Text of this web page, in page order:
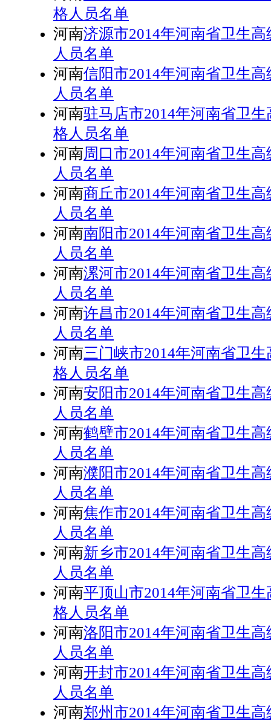
格人员名单
河南济源市2014年河南省卫生
人员名单
河南信阳市2014年河南省卫生
人员名单
河南驻马店市2014年河南省卫
格人员名单
河南周口市2014年河南省卫生
人员名单
河南商丘市2014年河南省卫生
人员名单
河南南阳市2014年河南省卫生
人员名单
河南漯河市2014年河南省卫生
人员名单
河南许昌市2014年河南省卫生
人员名单
河南三门峡市2014年河南省卫
格人员名单
河南安阳市2014年河南省卫生
人员名单
河南鹤壁市2014年河南省卫生
人员名单
河南濮阳市2014年河南省卫生
人员名单
河南焦作市2014年河南省卫生
人员名单
河南新乡市2014年河南省卫生
人员名单
河南平顶山市2014年河南省卫
格人员名单
河南洛阳市2014年河南省卫生
人员名单
河南开封市2014年河南省卫生
人员名单
河南郑州市2014年河南省卫生